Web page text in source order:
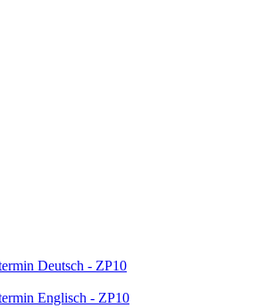
Deutsch - ZP10
Englisch - ZP10